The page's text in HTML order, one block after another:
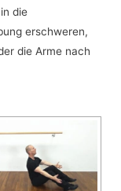
die
erschweren,
die Arme nach